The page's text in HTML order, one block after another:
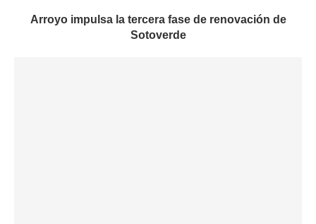
Arroyo impulsa la tercera fase de renovación de
Sotoverde